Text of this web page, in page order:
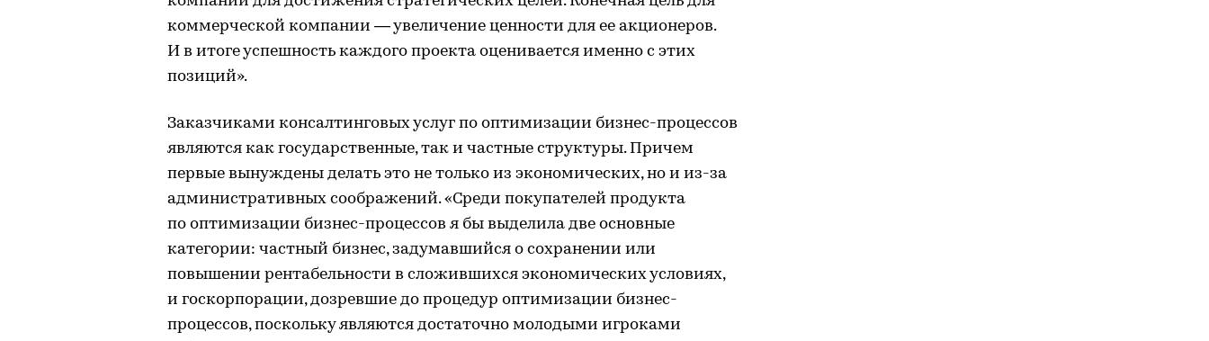
коммерческой компании — увеличение ценности для ее акционеров.
И в итоге успешность каждого проекта оценивается именно с этих
позиций».
Заказчиками консалтинговых услуг по оптимизации бизнес-процессов
являются как государственные, так и частные структуры. Причем
первые вынуждены делать это не только из экономических, но и из-за
административных соображений. «Среди покупателей продукта
по оптимизации бизнес-процессов я бы выделила две основные
категории: частный бизнес, задумавшийся о сохранении или
повышении рентабельности в сложившихся экономических условиях,
и госкорпорации, дозревшие до процедур оптимизации бизнес-
процессов, поскольку являются достаточно молодыми игроками